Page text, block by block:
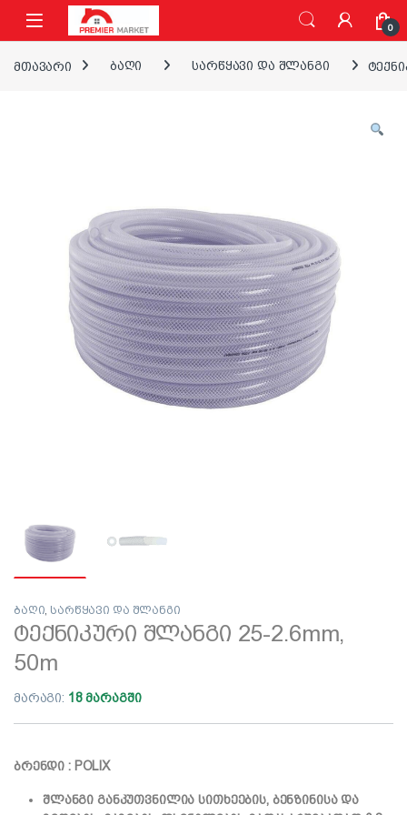
ნავიგაციაზე გადასვლა
შინაარსზე გადასვლა
0
მთავარი ბაღი სარწყავი და შლანგი
ბაღი, სარწყავი და შლანგი
ტექნიკური შლანგი 25-2.6mm,
50m
მარაგი: 18 მარაგში
ბრენდი : POLIX
შლანგი განკუთვნილია სითხეების, ბენზინისა და